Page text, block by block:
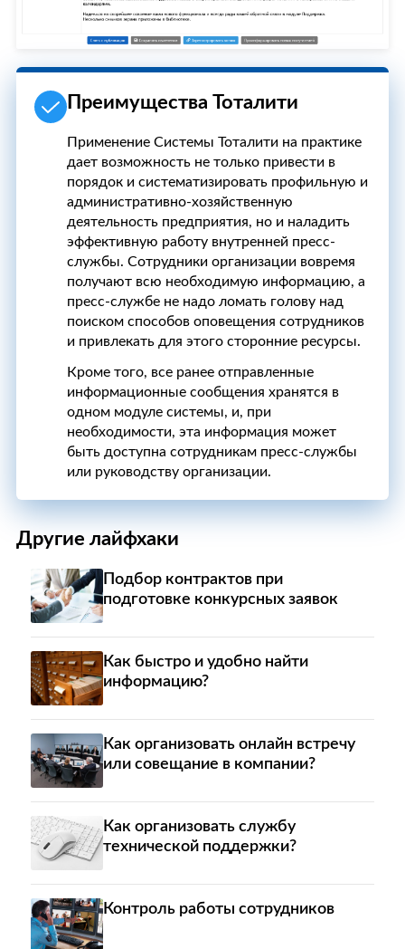
Преимущества Тоталити
Применение Системы Тоталити на практике
дает возможность не только привести в
порядок и систематизировать профильную и
административно-хозяйственную
деятельность предприятия, но и наладить
эффективную работу внутренней пресс-
службы. Сотрудники организации вовремя
получают всю необходимую информацию, а
пресс-службе не надо ломать голову над
поиском способов оповещения сотрудников
и привлекать для этого сторонние ресурсы.
Кроме того, все ранее отправленные
информационные сообщения хранятся в
одном модуле системы, и, при
необходимости, эта информация может
быть доступна сотрудникам пресс-службы
или руководству организации.
Другие лайфхаки
Подбор контрактов при
подготовке конкурсных заявок
Как быстро и удобно найти
информацию?
Как организовать онлайн встречу
или совещание в компании?
Как организовать службу
технической поддержки?
Контроль работы сотрудников